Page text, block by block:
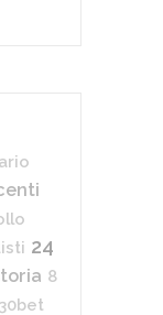
24
8
30bet